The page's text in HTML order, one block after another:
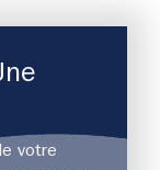
votre